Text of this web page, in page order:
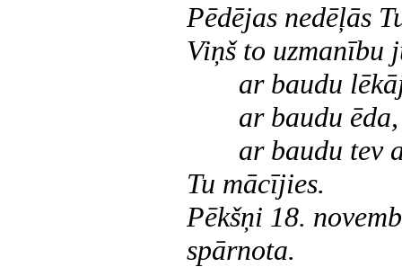
Pēdējas nedēļās
Viņš to uzmanību
ar baudu
ar baudu ēda,
ar baudu tev
Tu mācījies.
Pēkšņi 18.
spārnota.